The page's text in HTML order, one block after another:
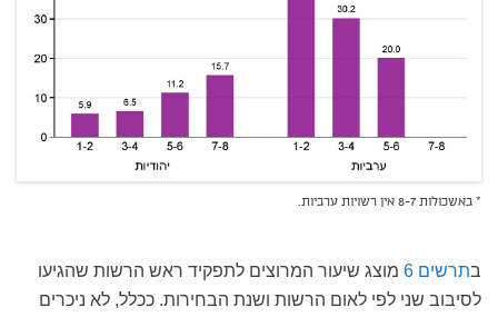
* באשכולות 8-7 אין רשויות ערביות.
בתרשים 6
מוצג שיעור המרוצים לתפקיד ראש הרשות שהגיעו
לסיבוב שני לפי לאום הרשות ושנת הבחירות. ככלל, לא ניכרים